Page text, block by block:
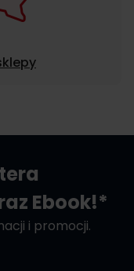
Ebook!*
i promocji.